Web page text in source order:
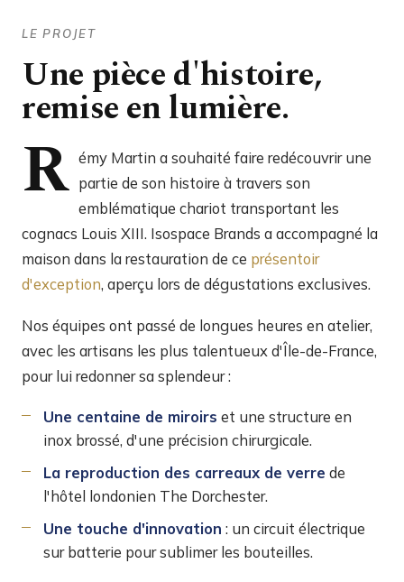
LE PROJET
Une pièce d'histoire,
remise en lumière.
R émy Martin a souhaité faire redécouvrir une
partie de son histoire à travers son
emblématique chariot transportant les
cognacs Louis XIII. Isospace Brands a accompagné la
maison dans la restauration de ce présentoir
d'exception, aperçu lors de dégustations exclusives.
Nos équipes ont passé de longues heures en atelier,
avec les artisans les plus talentueux d'Île-de-France,
pour lui redonner sa splendeur :
Une centaine de miroirs et une structure en
inox brossé, d'une précision chirurgicale.
La reproduction des carreaux de verre de
l'hôtel londonien The Dorchester.
Une touche d'innovation : un circuit électrique
sur batterie pour sublimer les bouteilles.